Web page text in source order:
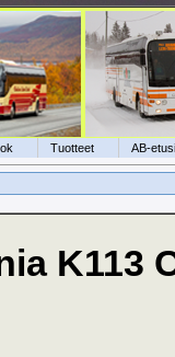
Tuotteet AB-
K113